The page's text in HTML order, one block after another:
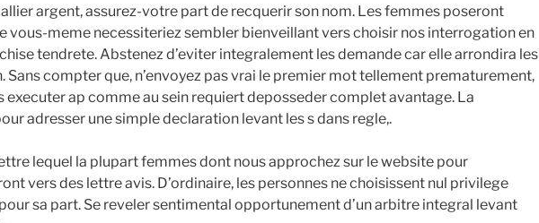
argent, assurez-votre part de recquerir son nom. Les femmes poseront
vous-meme necessiteriez sembler bienveillant vers choisir nos interrogation en
tendrete. Abstenez d’eviter integralement les demande car elle arrondira les
Sans compter que, n’envoyez pas vrai le premier mot tellement prematurement,
executer ap comme au sein requiert deposseder complet avantage. La
adresser une simple declaration levant les s dans regle,.
lequel la plupart femmes dont nous approchez sur le website pour
vers des lettre avis. D’ordinaire, les personnes ne choisissent nul privilege
sa part. Se reveler sentimental opportunement d’un arbitre integral levant